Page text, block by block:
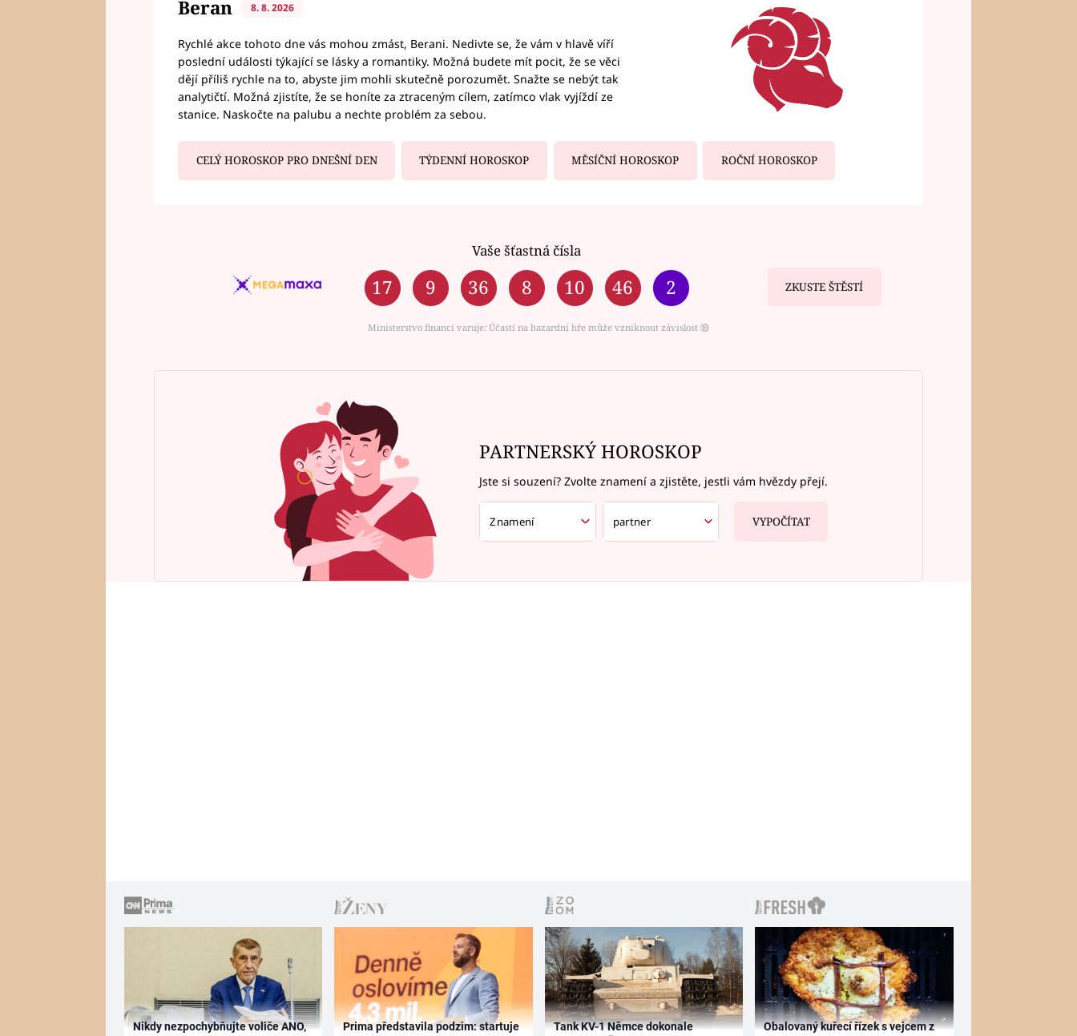
Beran 8. 8. 2026
Rychlé akce tohoto dne vás mohou zmást, Berani. Nedivte se, že vám v hlavě víří
poslední události týkající se lásky a romantiky. Možná budete mít pocit, že se věci
dějí příliš rychle na to, abyste jim mohli skutečně porozumět. Snažte se nebýt tak
analytičtí. Možná zjistíte, že se honíte za ztraceným cílem, zatímco vlak vyjíždí ze
stanice. Naskočte na palubu a nechte problém za sebou.
CELÝ HOROSKOP PRO DNEŠNÍ DEN TÝDENNÍ HOROSKOP MĚSÍČNÍ HOROSKOP ROČNÍ HOROSKOP
Vaše šťastná čísla
17 9 36 8 10 46 2 ZKUSTE ŠTĚSTÍ
Ministerstvo financí varuje: Účastí na hazardní hře může vzniknout závislost ⑱
PARTNERSKÝ HOROSKOP
Jste si souzení? Zvolte znamení a zjistěte, jestli vám hvězdy přejí.
VYPOČÍTAT
Nikdy nezpochybňujte voliče ANO, Prima představila podzim: startuje Tank KV-1 Němce dokonale Obalovaný kuřecí řízek s vejcem z